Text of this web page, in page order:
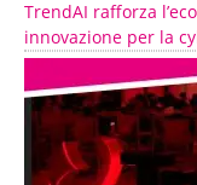
TrendAI rafforza
innovazione per la